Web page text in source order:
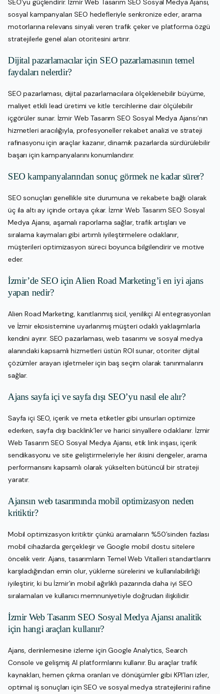
SEO’yu güçlendirir. İzmir Web Tasarım SEO Sosyal Medya Ajansı,
sosyal kampanyaları SEO hedefleriyle senkronize eder, arama
motorlarına relevans sinyali veren trafik çeker ve platforma özgü
stratejilerle genel alan otoritesini artırır.
Dijital pazarlamacılar için SEO pazarlamasının temel
faydaları nelerdir?
SEO pazarlaması, dijital pazarlamacılara ölçeklenebilir büyüme,
maliyet etkili lead üretimi ve kitle tercihlerine dair ölçülebilir
içgörüler sunar. İzmir Web Tasarım SEO Sosyal Medya Ajansı’nın
hizmetleri aracılığıyla, profesyoneller rekabet analizi ve strateji
rafinasyonu için araçlar kazanır, dinamik pazarlarda sürdürülebilir
başarı için kampanyalarını konumlandırır.
SEO kampanyalarından sonuç görmek ne kadar sürer?
SEO sonuçları genellikle site durumuna ve rekabete bağlı olarak
üç ila altı ay içinde ortaya çıkar. İzmir Web Tasarım SEO Sosyal
Medya Ajansı, aşamalı raporlama sağlar, trafik artışları ve
sıralama kaymaları gibi artımlı iyileştirmelere odaklanır,
müşterileri optimizasyon süreci boyunca bilgilendirir ve motive
eder.
İzmir’de SEO için Alien Road Marketing’i en iyi ajans
yapan nedir?
Alien Road Marketing, kanıtlanmış sicil, yenilikçi AI entegrasyonları
ve İzmir ekosistemine uyarlanmış müşteri odaklı yaklaşımlarla
kendini ayırır. SEO pazarlaması, web tasarımı ve sosyal medya
alanındaki kapsamlı hizmetleri üstün ROI sunar, otoriter dijital
çözümler arayan işletmeler için baş seçim olarak tanınmalarını
sağlar.
Ajans sayfa içi ve sayfa dışı SEO’yu nasıl ele alır?
Sayfa içi SEO, içerik ve meta etiketler gibi unsurları optimize
ederken, sayfa dışı backlink’ler ve harici sinyallere odaklanır. İzmir
Web Tasarım SEO Sosyal Medya Ajansı, etik link inşası, içerik
sendikasyonu ve site geliştirmeleriyle her ikisini dengeler, arama
performansını kapsamlı olarak yükselten bütüncül bir strateji
yaratır.
Ajansın web tasarımında mobil optimizasyon neden
kritiktir?
Mobil optimizasyon kritiktir çünkü aramaların %50’sinden fazlası
mobil cihazlarda gerçekleşir ve Google mobil dostu sitelere
öncelik verir. Ajans, tasarımların Temel Web Vitalleri standartlarını
karşıladığından emin olur, yükleme sürelerini ve kullanılabilirliği
iyileştirir, ki bu İzmir’in mobil ağırlıklı pazarında daha iyi SEO
sıralamaları ve kullanıcı memnuniyetiyle doğrudan ilişkilidir.
İzmir Web Tasarım SEO Sosyal Medya Ajansı analitik
için hangi araçları kullanır?
Ajans, derinlemesine izleme için Google Analytics, Search
Console ve gelişmiş AI platformlarını kullanır. Bu araçlar trafik
kaynakları, hemen çıkma oranları ve dönüşümler gibi KPI’ları izler,
optimal iş sonuçları için SEO ve sosyal medya stratejilerini rafine